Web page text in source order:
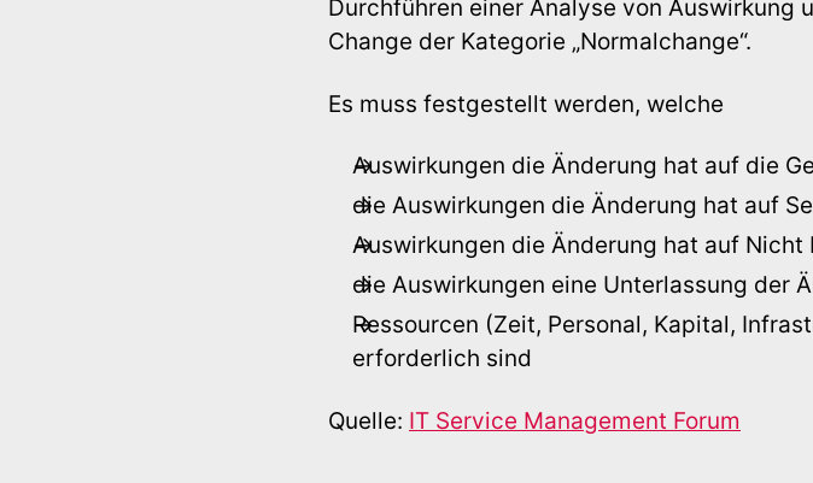
Durchführen einer Analyse von Auswirkung
Change der Kategorie „Normalchange“.
Es muss festgestellt werden, welche
Auswirkungen die Änderung hat auf die
die Auswirkungen die Änderung hat auf
Auswirkungen die Änderung hat auf Nicht
die Auswirkungen eine Unterlassung der
Ressourcen (Zeit, Personal, Kapital,
erforderlich sind
Quelle: IT Service Management Forum